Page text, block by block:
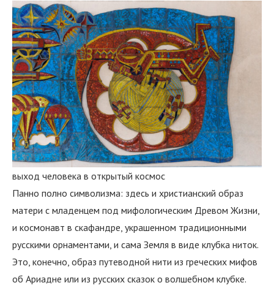
выход человека в открытый космос
Панно полно символизма: здесь и христианский образ
матери с младенцем под мифологическим Древом Жизни,
и космонавт в скафандре, украшенном традиционными
русскими орнаментами, и сама Земля в виде клубка ниток.
Это, конечно, образ путеводной нити из греческих мифов
об Ариадне или из русских сказок о волшебном клубке.